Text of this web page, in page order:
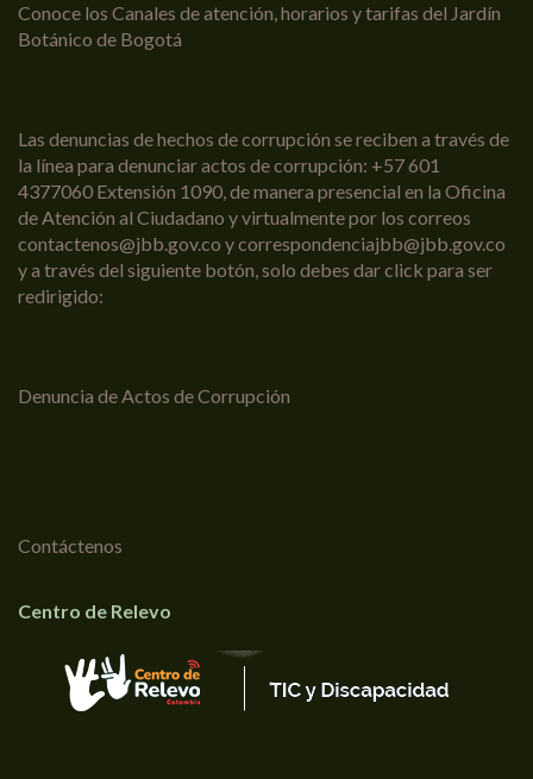
Conoce los Canales de atención, horarios y tarifas del Jardín
Botánico de Bogotá
Las denuncias de hechos de corrupción se reciben a través de
la línea para denunciar actos de corrupción: +57 601
4377060 Extensión 1090, de manera presencial en la Oficina
de Atención al Ciudadano y virtualmente por los correos
contactenos@jbb.gov.co y correspondenciajbb@jbb.gov.co
y a través del siguiente botón, solo debes dar click para ser
redirigido:
Denuncia de Actos de Corrupción
Contáctenos
Centro de Relevo